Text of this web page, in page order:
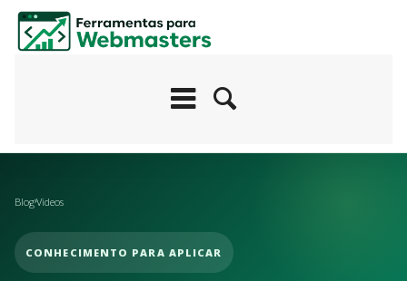
BlogVideos
CONHECIMENTO PARA APLICAR